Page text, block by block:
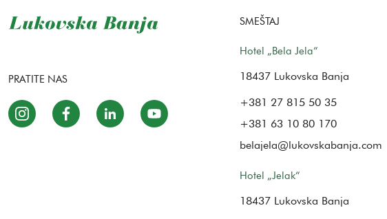
PRATITE NAS
SMEŠTAJ
Hotel „Bela Jela“
18437 Lukovska Banja
+381 27 815 50 35
+381 63 10 80 170
belajela@lukovskabanja.com
Hotel „Jelak“
18437 Lukovska Banja